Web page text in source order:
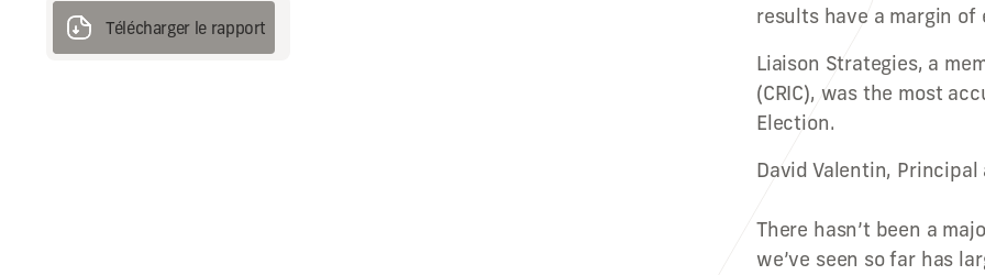
Télécharger le rapport
results have a margin
Liaison Strategies, a
(CRIC), was the most
Election.
David Valentin,
There hasn’t been a
we’ve seen so far has